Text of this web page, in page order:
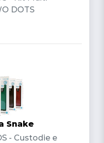
DOTS
Snake
- Custodie e